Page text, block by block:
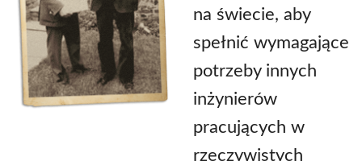
na świecie, aby
spełnić wymagające
potrzeby innych
inżynierów
pracujących w
rzeczywistych